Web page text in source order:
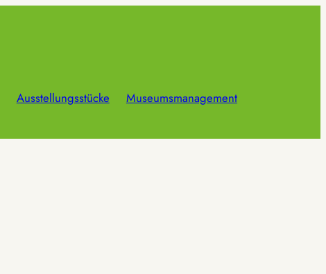
Ausstellungsstücke
Museumsmanagement